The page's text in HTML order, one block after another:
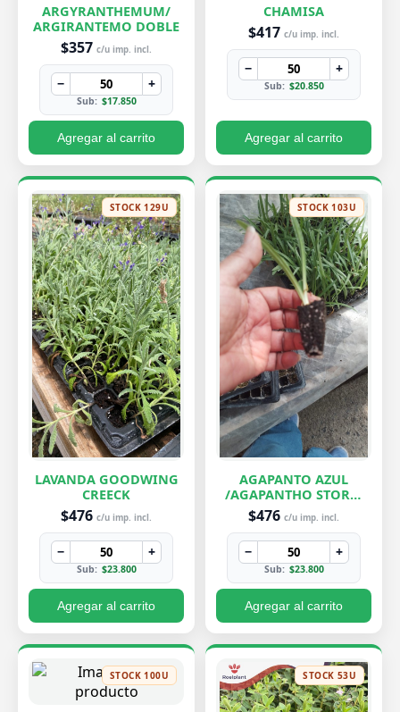
ARGYRANTHEMUM/
ARGIRANTEMO DOBLE
$357 c/u imp. incl.
− +
Sub: $17.850
Agregar al carrito
CHAMISA
$417 c/u imp. incl.
− +
Sub: $20.850
Agregar al carrito
STOCK 129U
LAVANDA GOODWING
CREECK
$476 c/u imp. incl.
− +
Sub: $23.800
Agregar al carrito
STOCK 103U
AGAPANTO AZUL
/AGAPANTHO STORM
CLOUD
$476 c/u imp. incl.
− +
Sub: $23.800
Agregar al carrito
STOCK 100U STOCK 53U